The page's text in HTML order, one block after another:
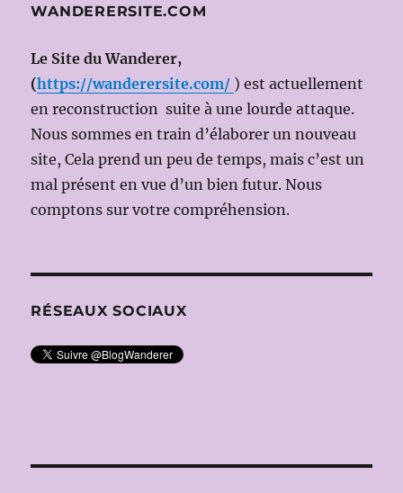
JUILLET
CASADO;
Ms
en
scène:
Simon
BURNEY)
WANDERERSITE.COM
Le Site du Wanderer,
(https://wanderersite.com/ ) est actuellement
en reconstruction suite à une lourde attaque.
Nous sommes en train d’élaborer un nouveau
site, Cela prend un peu de temps, mais c’est un
mal présent en vue d’un bien futur. Nous
comptons sur votre compréhension.
RÉSEAUX SOCIAUX